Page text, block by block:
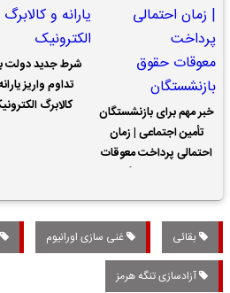
خبر مهم برای بازنشستگان
تأمین اجتماعی | زمان
احتمالی پرداخت معوقات
شرط جدید دولت
تداوم واریز
کالابرگ
بقائی غنی سازی اورانیوم
آزادسازی تنگه هرمز